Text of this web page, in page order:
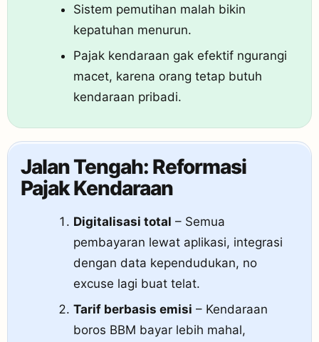
Sistem pemutihan malah bikin
kepatuhan menurun.
Pajak kendaraan gak efektif ngurangi
macet, karena orang tetap butuh
kendaraan pribadi.
Jalan Tengah: Reformasi
Pajak Kendaraan
Digitalisasi total – Semua
pembayaran lewat aplikasi, integrasi
dengan data kependudukan, no
excuse lagi buat telat.
Tarif berbasis emisi – Kendaraan
boros BBM bayar lebih mahal,